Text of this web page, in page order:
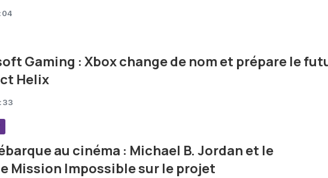
Gaming : Xbox change de nom et prépare le
Helix
au cinéma : Michael B. Jordan et le
Mission Impossible sur le projet